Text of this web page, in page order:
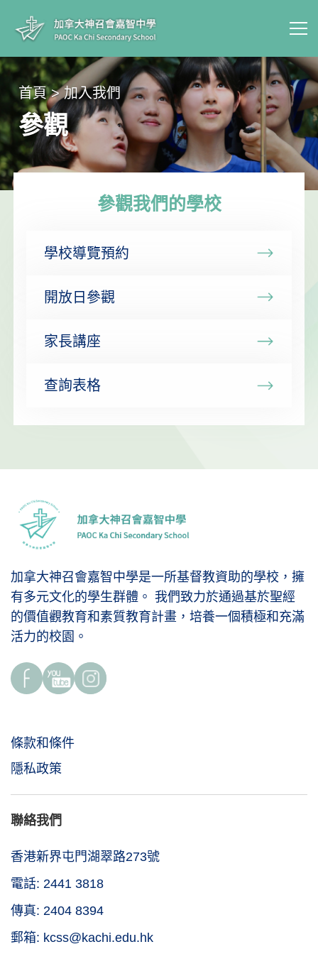
首頁 > 加入我們
參觀
參觀我們的學校
學校導覽預約
開放日參觀
家長講座
查詢表格
加拿大神召會嘉智中學是一所基督教資助的學校，擁
有多元文化的學生群體。 我們致力於通過基於聖經
的價值觀教育和素質教育計畫，培養一個積極和充滿
活力的校園。
條款和條件
隱私政策
聯絡我們
香港新界屯門湖翠路273號
電話: 2441 3818
傳真: 2404 8394
郵箱: kcss@kachi.edu.hk